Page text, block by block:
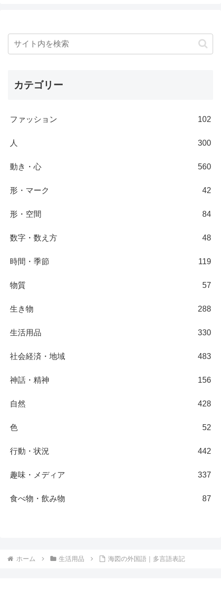
カテゴリー
ファッション 102
人 300
動き・心 560
形・マーク 42
形・空間 84
数字・数え方 48
時間・季節 119
物質 57
生き物 288
生活用品 330
社会経済・地域 483
神話・精神 156
自然 428
色 52
行動・状況 442
趣味・メディア 337
食べ物・飲み物 87
ホーム 生活用品 海図の外国語｜多言語表記